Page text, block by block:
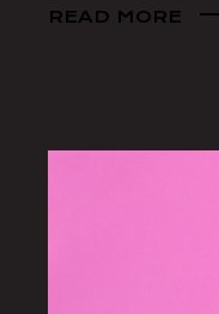
READ MORE